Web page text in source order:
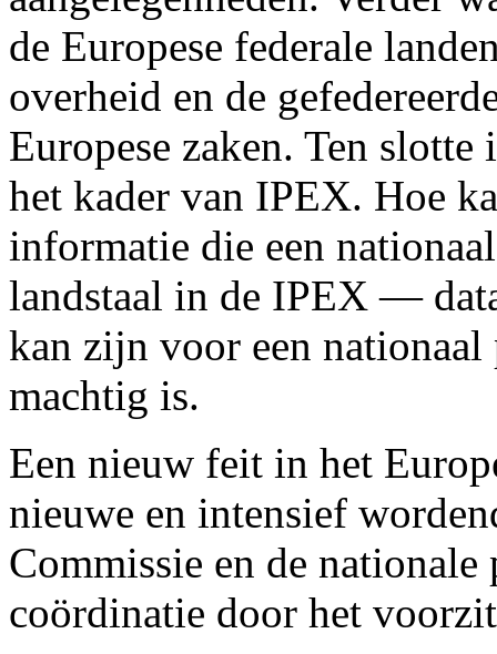
de Europese federale
overheid en de
Europese zaken. Ten
het kader van IPEX. Hoe
informatie die een
landstaal in de IPEX —
kan zijn voor een
machtig is.
Een nieuw feit in het
nieuwe en intensief
Commissie en de
coördinatie door het